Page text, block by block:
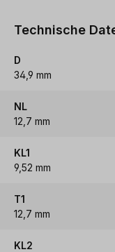
Technische
D
34,9 mm
NL
12,7 mm
KL1
9,52 mm
T1
12,7 mm
KL2